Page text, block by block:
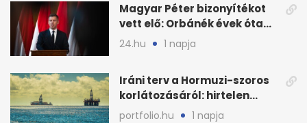
Magyar Péter bizonyítékot
vett elő: Orbánék évek óta
tudtak az energiarendszer
összeomlásáról
24.hu 1 napja
Iráni terv a Hormuzi-szoros
korlátozásáról: hirtelen
megugrott az olajár
portfolio.hu 1 napja